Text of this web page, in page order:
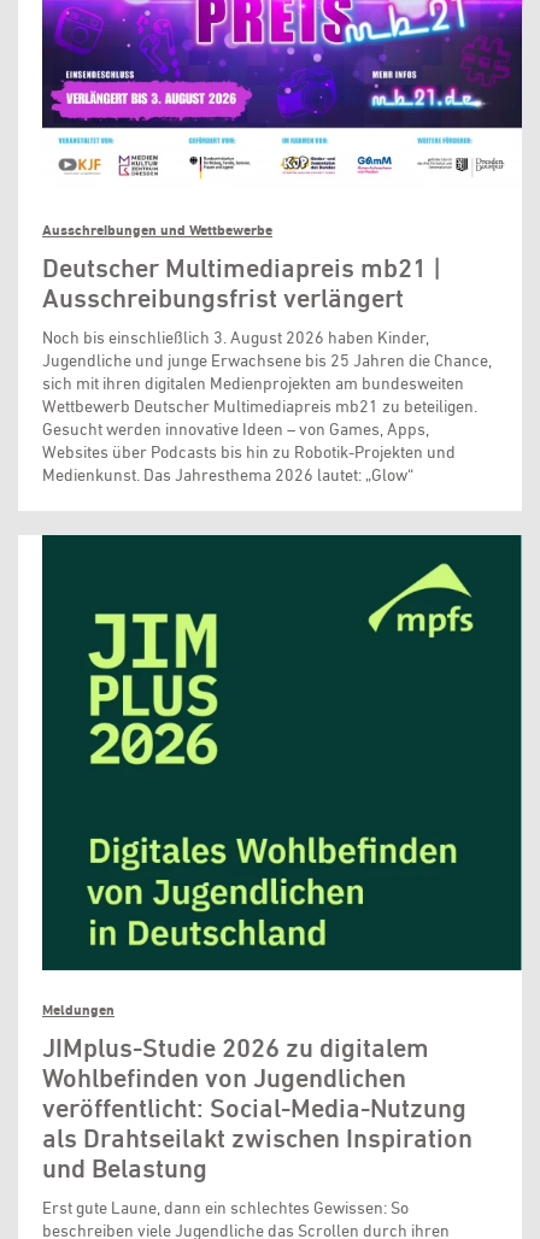
Ausschreibungen und Wettbewerbe
Deutscher Multimediapreis mb21 |
Ausschreibungsfrist verlängert
Noch bis einschließlich 3. August 2026 haben Kinder,
Jugendliche und junge Erwachsene bis 25 Jahren die Chance,
sich mit ihren digitalen Medienprojekten am bundesweiten
Wettbewerb Deutscher Multimediapreis mb21 zu beteiligen.
Gesucht werden innovative Ideen – von Games, Apps,
Websites über Podcasts bis hin zu Robotik-Projekten und
Medienkunst. Das Jahresthema 2026 lautet: „Glow“
Meldungen
JIMplus-Studie 2026 zu digitalem
Wohlbefinden von Jugendlichen
veröffentlicht: Social-Media-Nutzung
als Drahtseilakt zwischen Inspiration
und Belastung
Erst gute Laune, dann ein schlechtes Gewissen: So
beschreiben viele Jugendliche das Scrollen durch ihren